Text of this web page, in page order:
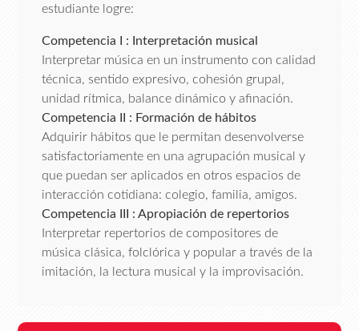
estudiante logre:
Competencia I : Interpretación musical
Interpretar música en un instrumento con calidad
técnica, sentido expresivo, cohesión grupal,
unidad rítmica, balance dinámico y afinación.
Competencia II : Formación de hábitos
Adquirir hábitos que le permitan desenvolverse
satisfactoriamente en una agrupación musical y
que puedan ser aplicados en otros espacios de
interacción cotidiana: colegio, familia, amigos.
Competencia III : Apropiación de repertorios
Interpretar repertorios de compositores de
música clásica, folclórica y popular a través de la
imitación, la lectura musical y la improvisación.